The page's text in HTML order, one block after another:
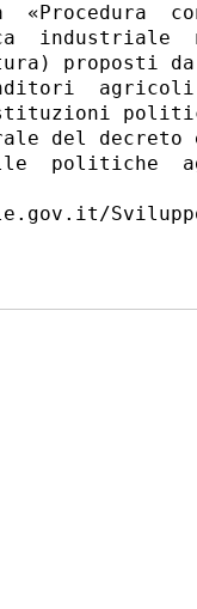
«Procedura
industriale
proposti da
del decreto
politiche